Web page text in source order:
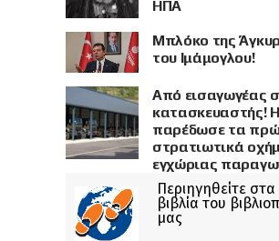
ΗΠΑ
Μπλόκο της
του Ιμάμογλου!
Από εισαγωγέας
κατασκευαστής!
παρέδωσε τα
στρατιωτικά
εγχώριας
Περιηγηθείτε
βιβλία του
μας